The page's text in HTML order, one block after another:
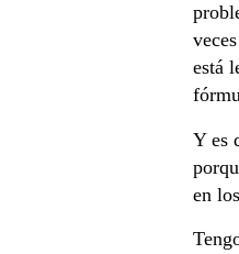
está
Y es
en